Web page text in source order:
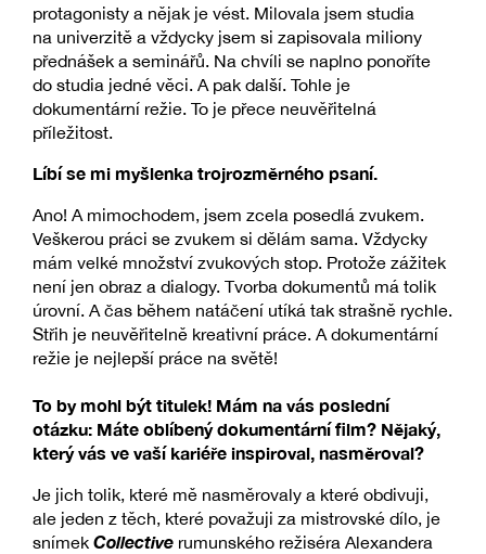
protagonisty a nějak je vést. Milovala jsem studia
na univerzitě a vždycky jsem si zapisovala miliony
přednášek a seminářů. Na chvíli se naplno ponoříte
do studia jedné věci. A pak další. Tohle je
dokumentární režie. To je přece neuvěřitelná
příležitost.
Líbí se mi myšlenka trojrozměrného psaní.
Ano! A mimochodem, jsem zcela posedlá zvukem.
Veškerou práci se zvukem si dělám sama. Vždycky
mám velké množství zvukových stop. Protože zážitek
není jen obraz a dialogy. Tvorba dokumentů má tolik
úrovní. A čas během natáčení utíká tak strašně rychle.
Střih je neuvěřitelně kreativní práce. A dokumentární
režie je nejlepší práce na světě!
To by mohl být titulek! Mám na vás poslední
otázku: Máte oblíbený dokumentární film? Nějaký,
který vás ve vaší kariéře inspiroval, nasměroval?
Je jich tolik, které mě nasměrovaly a které obdivuji,
ale jeden z těch, které považuji za mistrovské dílo, je
snímek Collective rumunského režiséra Alexandera